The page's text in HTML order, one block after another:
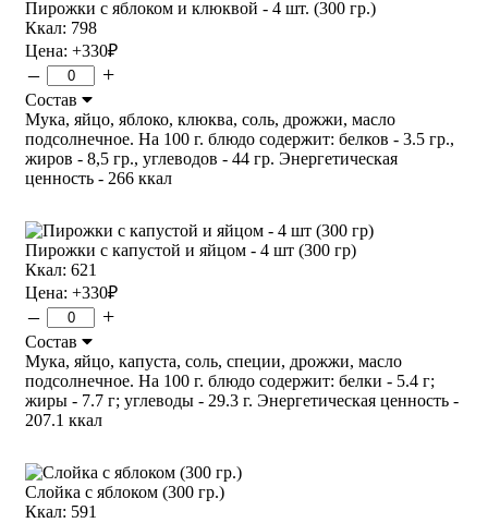
Пирожки с яблоком и клюквой - 4 шт. (300 гр.)
Ккал: 798
Цена: +330₽
– +
Состав
Мука, яйцо, яблоко, клюква, соль, дрожжи, масло
подсолнечное. На 100 г. блюдо содержит: белков - 3.5 гр.,
жиров - 8,5 гр., углеводов - 44 гр. Энергетическая
ценность - 266 ккал
Пирожки с капустой и яйцом - 4 шт (300 гр)
Ккал: 621
Цена: +330₽
– +
Состав
Мука, яйцо, капуста, соль, специи, дрожжи, масло
подсолнечное. На 100 г. блюдо содержит: белки - 5.4 г;
жиры - 7.7 г; углеводы - 29.3 г. Энергетическая ценность -
207.1 ккал
Слойка с яблоком (300 гр.)
Ккал: 591